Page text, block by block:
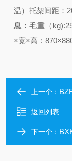
温） 托架间距：
息：毛重（
×宽×高：
上一个：
返回列表
下一个：